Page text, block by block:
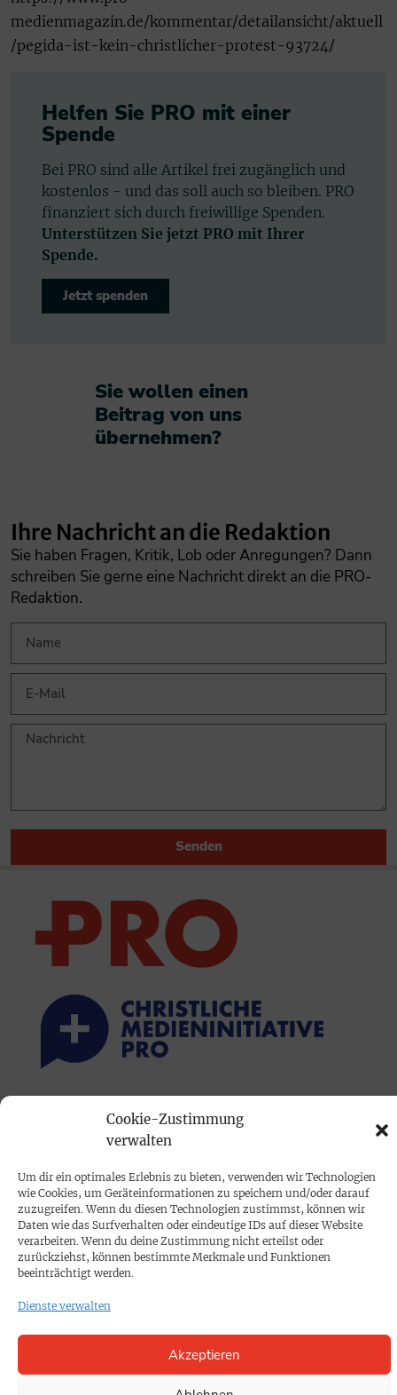
Cookie-Zustimmung
verwalten
Um dir ein optimales Erlebnis zu bieten, verwenden wir Technologien
wie Cookies, um Geräteinformationen zu speichern und/oder darauf
zuzugreifen. Wenn du diesen Technologien zustimmst, können wir
Daten wie das Surfverhalten oder eindeutige IDs auf dieser Website
verarbeiten. Wenn du deine Zustimmung nicht erteilst oder
zurückziehst, können bestimmte Merkmale und Funktionen
beeinträchtigt werden.
Dienste verwalten
Akzeptieren
medienmagazin.de/kommentar/detailansicht/aktuell
/pegida-ist-kein-christlicher-protest-93724/
Helfen Sie PRO mit einer
Spende
Bei PRO sind alle Artikel frei zugänglich und
kostenlos - und das soll auch so bleiben. PRO
finanziert sich durch freiwillige Spenden.
Unterstützen Sie jetzt PRO mit Ihrer
Spende.
Jetzt spenden
Sie wollen einen
Beitrag von uns
übernehmen?​
Ihre Nachricht an die Redaktion
Sie haben Fragen, Kritik, Lob oder Anregungen? Dann
schreiben Sie gerne eine Nachricht direkt an die PRO-
Redaktion.
Senden
PRINTAUSGABE
Mediadaten
PROKOMPAKT
Impressum
SPENDEN
Datenschutz
Cookie-Richtlinie